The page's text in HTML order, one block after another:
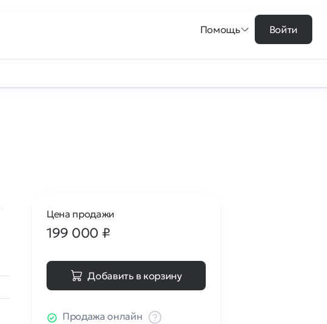
Помощь Войти
Цена продажи
199 000 ₽
Добавить в корзину
Продажа онлайн